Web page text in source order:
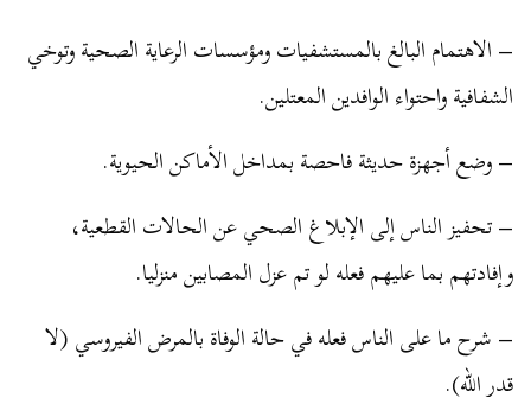
– الاهتمام البالغ بالمستشفيات ومؤسسات الرعاية الصحية وتوخي
الشفافية واحتواء الوافدين المعتلين.
– وضع أجهزة حديثة فاحصة بمداخل الأماكن الحيوية.
– تحفيز الناس إلى الإبلاغ الصحي عن الحالات القطعية،
وإفادتهم بما عليهم فعله لو تم عزل المصابين منزليا.
– شرح ما على الناس فعله في حالة الوفاة بالمرض الفيروسي (لا
قدر الله).